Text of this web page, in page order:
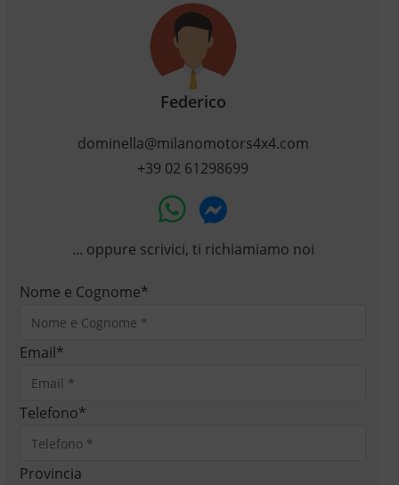
Federico
dominella@milanomotors4x4.com
+39 02 61298699
... oppure scrivici, ti richiamiamo noi
Nome e Cognome*
Email*
Telefono*
Provincia